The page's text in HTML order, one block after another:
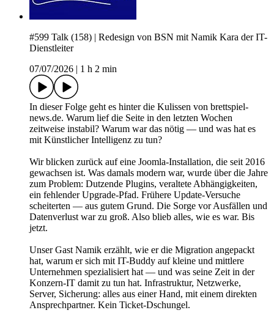
#599 Talk (158) | Redesign von BSN mit Namik Kara der IT-
Dienstleiter
07/07/2026
1 h 2 min
In dieser Folge geht es hinter die Kulissen von brettspiel-
news.de. Warum lief die Seite in den letzten Wochen
zeitweise instabil? Warum war das nötig — und was hat es
mit Künstlicher Intelligenz zu tun?
Wir blicken zurück auf eine Joomla-Installation, die seit 2016
gewachsen ist. Was damals modern war, wurde über die Jahre
zum Problem: Dutzende Plugins, veraltete Abhängigkeiten,
ein fehlender Upgrade-Pfad. Frühere Update-Versuche
scheiterten — aus gutem Grund. Die Sorge vor Ausfällen und
Datenverlust war zu groß. Also blieb alles, wie es war. Bis
jetzt.
Unser Gast Namik erzählt, wie er die Migration angepackt
hat, warum er sich mit IT-Buddy auf kleine und mittlere
Unternehmen spezialisiert hat — und was seine Zeit in der
Konzern-IT damit zu tun hat. Infrastruktur, Netzwerke,
Server, Sicherung: alles aus einer Hand, mit einem direkten
Ansprechpartner. Kein Ticket-Dschungel.